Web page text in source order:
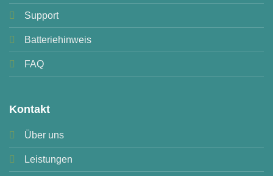
Support
Batteriehinweis
FAQ
Kontakt
Über uns
Leistungen